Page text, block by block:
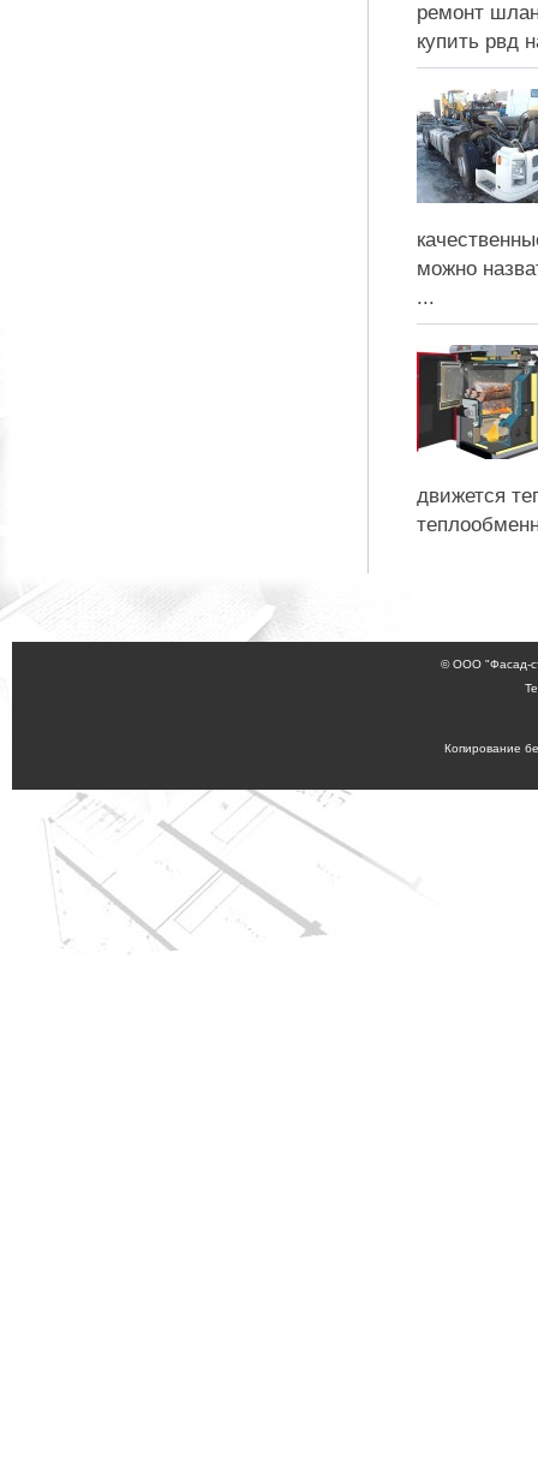
ремонт
купить рвд
можно
...
движется
© ООО "Фасад-
Копирование